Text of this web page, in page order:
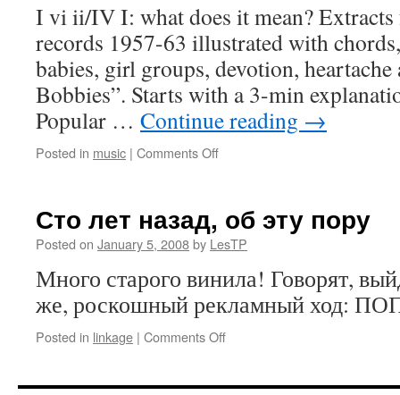
I vi ii/IV I: what does it mean?
records 1957-63 illustrated with
babies, girl groups, devotion,
Bobbies”. Starts with a 3-min
Popular … Continue reading →
Posted in music | Comments Offon
doo-
ba
bee
Сто лет назад, об эту пору
Posted on January 5, 2008by LesTP
Много старого винила! Говорят,
же, роскошный рекламный ход:
Posted in linkage | Comments Offon
назад,